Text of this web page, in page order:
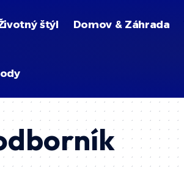
štýl Domov & Záhrada